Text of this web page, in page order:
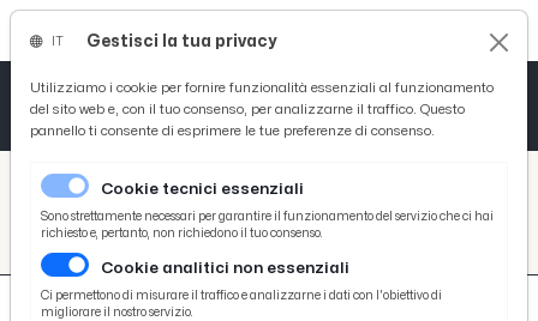
/ Picenotime
/ search
/
Gestisci la tua privacy
Utilizziamo i cookie per fornire funzionalità essenziali al funzionamento
del sito web e, con il tuo consenso, per analizzarne il traffico. Questo
pannello ti consente di esprimere le tue preferenze di consenso.
Cookie tecnici essenziali
Sono strettamente necessari per garantire il funzionamento del servizio che ci hai
richiesto e, pertanto, non richiedono il tuo consenso.
Cookie analitici non essenziali
Ci permettono di misurare il traffico e analizzarne i dati con l'obiettivo di
migliorare il nostro servizio.
Tutto News
Tutto Sport
Basket
Ciclismo
Tutto Curiosità